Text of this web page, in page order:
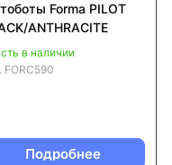
Forma PILOT
ANTHRACITE
в наличии
FORC590
Подробнее